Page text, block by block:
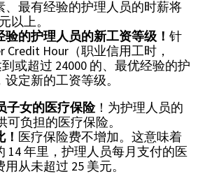
、最有经验的护理人员的时薪将
以上。
验的护理人员的新工资等级！ 针
Credit Hour（职业信用工时，
到或超过 24000 的、最优经验的护
设定新的工资等级。
子女的医疗保险！为护理人员的
负担的医疗保险。
医疗保险费不增加。这意味着
14 年里，护理人员每月支付的医
用从未超过 25 美元。